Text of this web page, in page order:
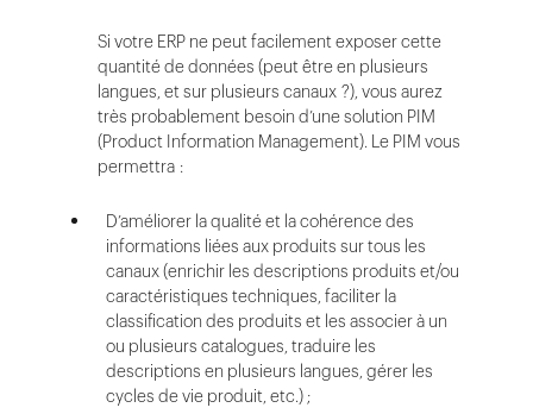
Si votre ERP ne peut facilement exposer cette
quantité de données (peut être en plusieurs
langues, et sur plusieurs canaux ?), vous aurez
très probablement besoin d’une solution PIM
(Product Information Management). Le PIM vous
permettra :
D’améliorer la qualité et la cohérence des
informations liées aux produits sur tous les
canaux (enrichir les descriptions produits et/ou
caractéristiques techniques, faciliter la
classification des produits et les associer à un
ou plusieurs catalogues, traduire les
descriptions en plusieurs langues, gérer les
cycles de vie produit, etc.) ;